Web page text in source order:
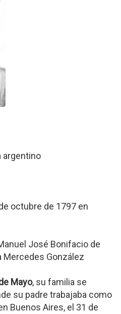
argentino
octubre de 1797 en
José Bonifacio de
Mercedes González
Mayo, su familia se
su padre trabajaba como
Buenos Aires, el 31 de